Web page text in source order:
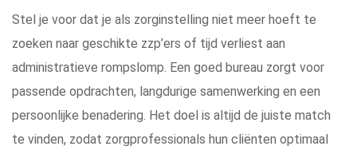
Stel je voor dat je als zorginstelling niet meer hoeft te
zoeken naar geschikte zzp’ers of tijd verliest aan
administratieve rompslomp. Een goed bureau zorgt voor
passende opdrachten, langdurige samenwerking en een
persoonlijke benadering. Het doel is altijd de juiste match
te vinden, zodat zorgprofessionals hun cliënten optimaal